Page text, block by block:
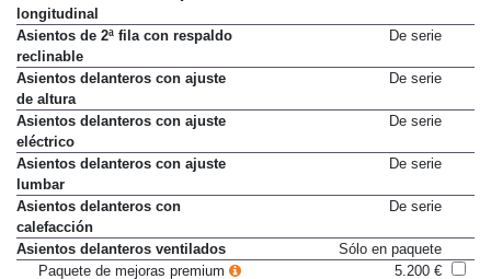
longitudinal
Asientos de 2ª fila con respaldo
reclinable
De serie
Asientos delanteros con ajuste
de altura
De serie
Asientos delanteros con ajuste
eléctrico
De serie
Asientos delanteros con ajuste
lumbar
De serie
Asientos delanteros con
calefacción
De serie
Asientos delanteros ventilados
Sólo en paquete
Paquete de mejoras premium
5.200 €